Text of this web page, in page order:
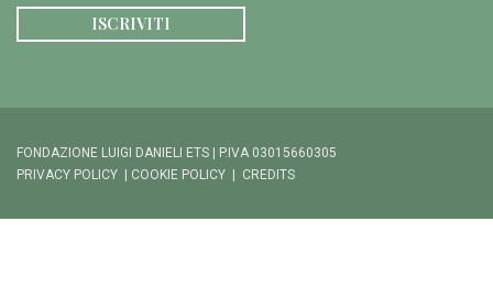
ISCRIVITI
FONDAZIONE LUIGI DANIELI ETS | P.IVA 03015660305
PRIVACY POLICY | COOKIE POLICY | CREDITS